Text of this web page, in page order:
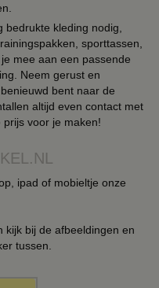
kleding nodig,
sporttassen,
mee aan een passende
Neem gerust en
bent naar de
altijd even contact met
voor je maken!
ipad of mobieltje onze
kijk bij de afbeeldingen en
tussen.